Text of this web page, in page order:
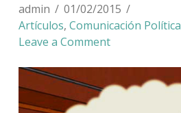
admin
01/02/2015
Artículos, Comunicación Política
Leave a Comment